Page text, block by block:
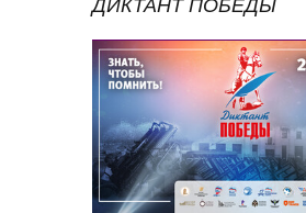
ДИКТАНТ ПОБЕДЫ